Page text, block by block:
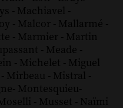
- Machiavel -
- Malcor - Mallarmé -
- Marmier - Martin
- Meade -
- Michelet - Miguel
- Mirbeau - Mistral -
- Montesquieu-
- Musset - Naïmi